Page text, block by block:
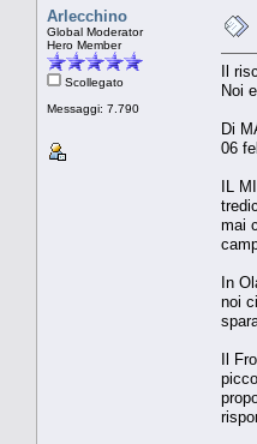
Arlecchino
Global Moderator
Hero Member
Scollegato
Messaggi: 7.790
Il
Noi
Di
06
IL
mai
In
noi
Il